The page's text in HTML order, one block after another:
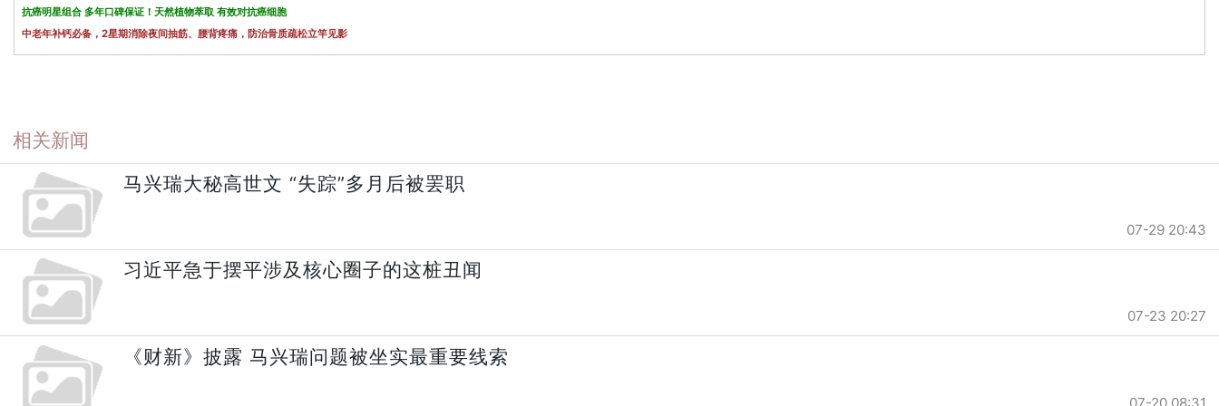
抗癌明星组合 多年口碑保证！天然植物萃取 有效对抗癌细胞
中老年补钙必备，2星期消除夜间抽筋、腰背疼痛，防治骨质疏松立竿见影
相关新闻
马兴瑞大秘高世文 “失踪”多月后被罢职
07-29 20:43
习近平急于摆平涉及核心圈子的这桩丑闻
07-23 20:27
《财新》披露 马兴瑞问题被坐实最重要线索
07-20 08:31